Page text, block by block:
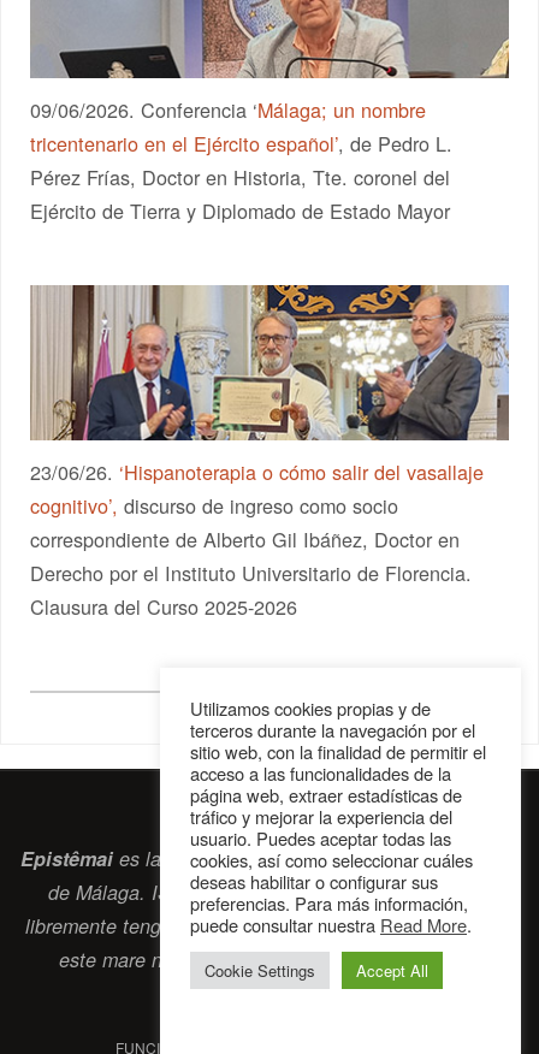
09/06/2026. Conferencia ‘Málaga; un nombre
tricentenario en el Ejército español’, de Pedro L.
Pérez Frías, Doctor en Historia, Tte. coronel del
Ejército de Tierra y Diplomado de Estado Mayor
23/06/26. ‘Hispanoterapia o cómo salir del vasallaje
cognitivo’, discurso de ingreso como socio
correspondiente de Alberto Gil Ibáñez, Doctor en
Derecho por el Instituto Universitario de Florencia.
Clausura del Curso 2025-2026
Epistêmaies la revista digital de la Sociedad Erasmiana
de Málaga. ISSN 2697-2468. Bienvenidos cuantos
libremente tengan algo que intercambiar navegando por
este mare nostrumque es el océano erasmiano.
contacto@epistemai.es
FUNCIONA CON
Utilizamos cookies propias y de
terceros durante la navegación por el
sitio web, con la finalidad de permitir el
acceso a las funcionalidades de la
página web, extraer estadísticas de
tráfico y mejorar la experiencia del
usuario. Puedes aceptar todas las
cookies, así como seleccionar cuáles
deseas habilitar o configurar sus
preferencias. Para más información,
puede consultar nuestra Read More.
Cookie Settings Accept All